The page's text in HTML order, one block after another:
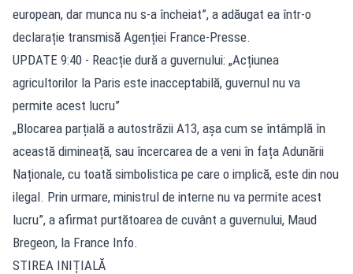
european, dar munca nu s-a încheiat”, a adăugat ea într-o
declarație transmisă Agenției France-Presse.
UPDATE 9:40 - Reacție dură a guvernului: „Acțiunea
agricultorilor la Paris este inacceptabilă, guvernul nu va
permite acest lucru”
„Blocarea parțială a autostrăzii A13, așa cum se întâmplă în
această dimineață, sau încercarea de a veni în fața Adunării
Naționale, cu toată simbolistica pe care o implică, este din nou
ilegal. Prin urmare, ministrul de interne nu va permite acest
lucru”, a afirmat purtătoarea de cuvânt a guvernului, Maud
Bregeon, la France Info.
STIREA INIȚIALĂ